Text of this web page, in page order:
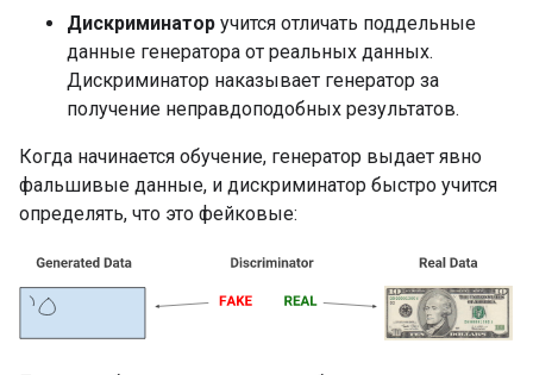
Дискриминатор учится отличать поддельные
данные генератора от реальных данных.
Дискриминатор наказывает генератор за
получение неправдоподобных результатов.
Когда начинается обучение, генератор выдает явно
фальшивые данные, и дискриминатор быстро учится
определять, что это фейковые: